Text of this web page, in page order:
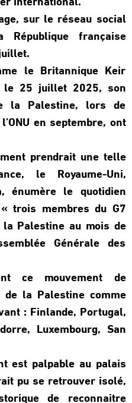
sur le réseau social
française
le Britannique Keir
le 25 juillet 2025, son
la Palestine, lors de
en septembre, ont
prendrait une telle
le Royaume-Uni,
énumère le quotidien
trois membres du G7
Palestine au mois de
Générale des
ce mouvement de
de la Palestine comme
: Finlande, Portugal,
Luxembourg, San
est palpable au palais
pu se retrouver isolé,
de reconnaitre